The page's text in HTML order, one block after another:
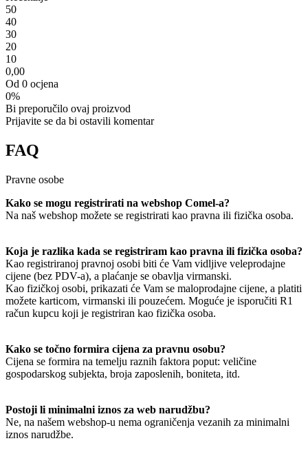
50
40
30
20
10
0,00
Od 0 ocjena
0%
Bi preporučilo ovaj proizvod
Prijavite se da bi ostavili komentar
FAQ
Pravne osobe
Kako se mogu registrirati na webshop Comel-a?
Na naš webshop možete se registrirati kao pravna ili fizička osoba.
Koja je razlika kada se registriram kao pravna ili fizička osoba?
Kao registriranoj pravnoj osobi biti će Vam vidljive veleprodajne
cijene (bez PDV-a), a plaćanje se obavlja virmanski.
Kao fizičkoj osobi, prikazati će Vam se maloprodajne cijene, a platiti
možete karticom, virmanski ili pouzećem. Moguće je isporučiti R1
račun kupcu koji je registriran kao fizička osoba.
Kako se točno formira cijena za pravnu osobu?
Cijena se formira na temelju raznih faktora poput: veličine
gospodarskog subjekta, broja zaposlenih, boniteta, itd.
Postoji li minimalni iznos za web narudžbu?
Ne, na našem webshop-u nema ograničenja vezanih za minimalni
iznos narudžbe.